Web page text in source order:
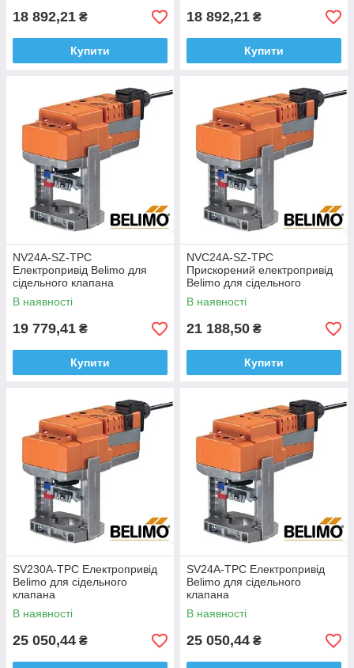
18 892,21 ₴
Купити
18 892,21 ₴
Купити
NV24A-SZ-TPC
Електропривід Belimo для
сідельного клапана
В наявності
19 779,41 ₴
Купити
NVC24A-SZ-TPC
Прискорений електропривід
Belimo для сідельного
клапана
В наявності
21 188,50 ₴
Купити
SV230A-TPC Електропривід
Belimo для сідельного
клапана
В наявності
25 050,44 ₴
SV24A-TPC Електропривід
Belimo для сідельного
клапана
В наявності
25 050,44 ₴